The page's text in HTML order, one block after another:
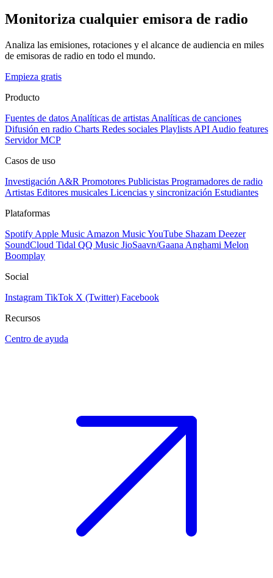
Monitoriza cualquier emisora de radio
Analiza las emisiones, rotaciones y el alcance de audiencia en miles
de emisoras de radio en todo el mundo.
Empieza gratis
Producto
Fuentes de datos Analíticas de artistas Analíticas de canciones
Difusión en radio Charts Redes sociales Playlists API Audio features
Servidor MCP
Casos de uso
Investigación A&R Promotores Publicistas Programadores de radio
Artistas Editores musicales Licencias y sincronización Estudiantes
Plataformas
Spotify Apple Music Amazon MusicYouTube Shazam Deezer
SoundCloud Tidal QQ Music JioSaavn/Gaana Anghami Melon
Boomplay
Social
Instagram TikTok X (Twitter) Facebook
Recursos
Centro de ayuda